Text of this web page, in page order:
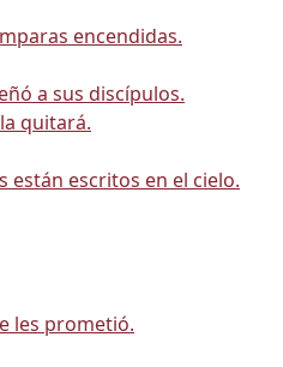
encendidas.
a sus discípulos.
quitará.
están escritos en el cielo.
les prometió.